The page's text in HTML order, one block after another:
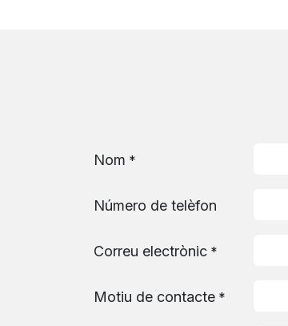
Nom *
Número de telèfon
Correu electrònic *
Motiu de contacte *